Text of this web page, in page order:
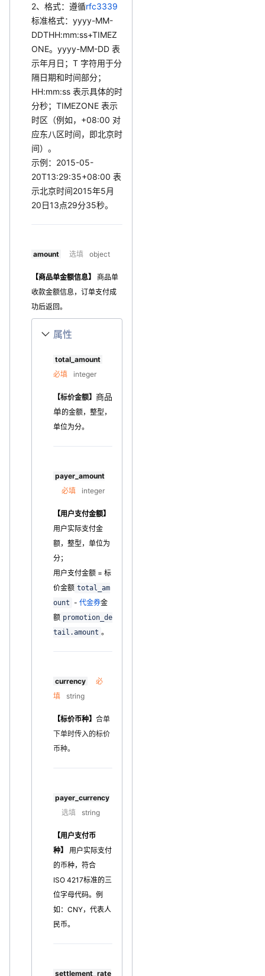
2、格式：遵循rfc3339
标准格式：yyyy-MM-
DDTHH:mm:ss+TIMEZ
ONE。yyyy-MM-DD 表
示年月日；T 字符用于分
隔日期和时间部分；
HH:mm:ss 表示具体的时
分秒；TIMEZONE 表示
时区（例如，+08:00 对
应东八区时间，即北京时
间）。
示例：2015-05-
20T13:29:35+08:00 表
示北京时间2015年5月
20日13点29分35秒。
amount 选填 object
【商品单金额信息】 商品单
收款金额信息 ，订单支付成
功后返回。
属性
total_amount
必填
integer
【标价金额】 商品
单的金额，整型，
单位为分。
payer_amount
必填
integer
【用户支付金额】
用户实际支付金
额，整型，单位为
分；
用户支付金额 = 标
价金额 total_am
ount - 代金券金
额 promotion_de
tail.amount 。
currency
必
填
string
【标价币种】 合单
下单时传入的标价
币种。
payer_currency
选填
string
【用户支付币
种】
用户实际支付
的币种，符合
ISO 4217标准的三
位字母代码。例
如：CNY，代表人
民币。
settlement_rate